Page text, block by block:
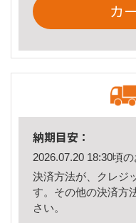
カ
納期目安：
2026.07.20 18:30頃
決済方法が、クレジ
す。その他の決済方
さい。